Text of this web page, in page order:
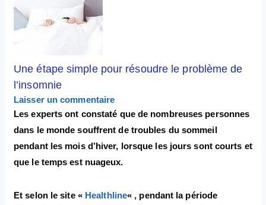
Une étape simple pour résoudre le problème de
l’insomnie
Laisser un commentaire
Les experts ont constaté que de nombreuses personnes
dans le monde souffrent de troubles du sommeil
pendant les mois d’hiver, lorsque les jours sont courts et
que le temps est nuageux.
Et selon le site « Healthline« , pendant la période